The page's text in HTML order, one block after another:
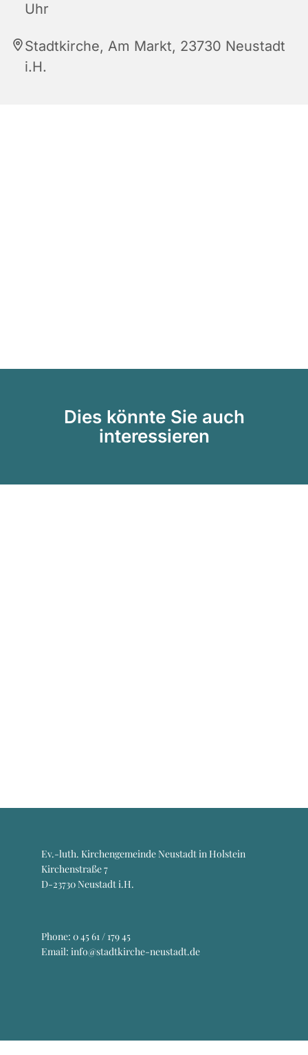
Uhr
Stadtkirche, Am Markt, 23730 Neustadt
i.H.
Dies könnte Sie auch
interessieren
Ev.-luth. Kirchengemeinde Neustadt in Holstein
Kirchenstraße 7
D-23730 Neustadt i.H.
Phone: 0 45 61 / 179 45
Email: info@stadtkirche-neustadt.de